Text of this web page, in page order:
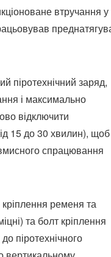
втручання у
піротехнічний заряд,
і максимально
відключити
15 до 30 хвилин), щоб
спрацювання
ременя та
та болт кріплення
піротехнічного